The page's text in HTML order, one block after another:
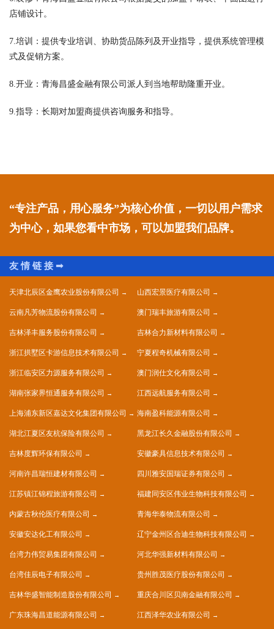
店铺设计。
7.培训：提供专业培训、协助货品陈列及开业指导，提供系统管理模
式及促销方案。
8.开业：青海昌盛金融有限公司派人到当地帮助隆重开业。
9.指导：长期对加盟商提供咨询服务和指导。
“专注产品，用心服务”为核心价值，一切以用户需求
为中心，如果您看中市场，可以加盟我们品牌。
天津北辰区金鹰农业股份有限公司 山西宏景医疗有限公司
云南凡芳物流股份有限公司 澳门瑞丰旅游有限公司
吉林泽丰服务股份有限公司 吉林合力新材料有限公司
浙江拱墅区卡游信息技术有限公司 宁夏程奇机械有限公司
浙江临安区力源服务有限公司 澳门润仕文化有限公司
湖南张家界恒通服务有限公司 江西远航服务有限公司
上海浦东新区嘉达文化集团有限公司 海南盈科能源有限公司
湖北江夏区友杭保险有限公司 黑龙江长久金融股份有限公司
吉林度辉环保有限公司 安徽豪具信息技术有限公司
河南许昌瑞恒建材有限公司 四川雅安国瑞证券有限公司
江苏镇江锦程旅游有限公司 福建同安区伟业生物科技有限公司
内蒙古秋伦医疗有限公司 青海华泰物流有限公司
安徽安达化工有限公司 辽宁金州区合迪生物科技有限公司
台湾力伟贸易集团有限公司 河北华强新材料有限公司
台湾佳辰电子有限公司 贵州胜茂医疗股份有限公司
吉林华盛智能制造股份有限公司 重庆合川区贝南金融有限公司
广东珠海昌道能源有限公司 江西泽华农业有限公司